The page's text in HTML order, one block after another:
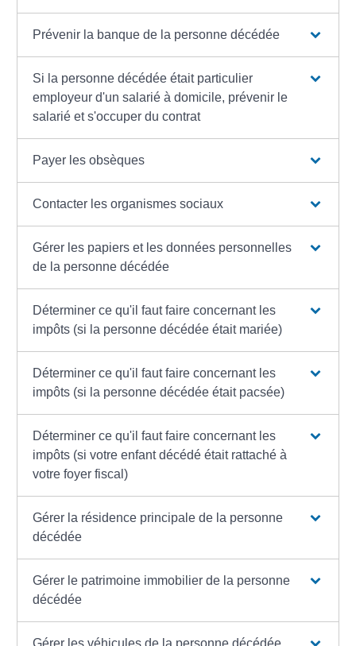
Prévenir la banque de la personne décédée
Si la personne décédée était particulier
employeur d'un salarié à domicile, prévenir le
salarié et s'occuper du contrat
Payer les obsèques
Contacter les organismes sociaux
Gérer les papiers et les données personnelles
de la personne décédée
Déterminer ce qu'il faut faire concernant les
impôts (si la personne décédée était mariée)
Déterminer ce qu'il faut faire concernant les
impôts (si la personne décédée était pacsée)
Déterminer ce qu'il faut faire concernant les
impôts (si votre enfant décédé était rattaché à
votre foyer fiscal)
Gérer la résidence principale de la personne
décédée
Gérer le patrimoine immobilier de la personne
décédée
Gérer les véhicules de la personne décédée